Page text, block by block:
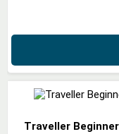
Traveller